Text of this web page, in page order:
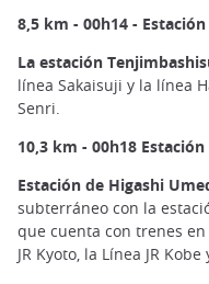
8,5 km - 00h14 -
La estación
línea Sakaisuji y la línea
Senri.
10,3 km - 00h18
Estación de Higashi
subterráneo con la
que cuenta con trenes en
JR Kyoto, la Línea JR